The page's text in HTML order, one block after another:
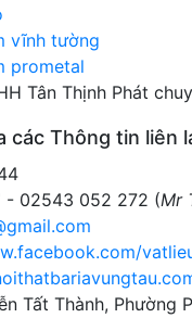
vĩnh tường
prometal
Tân Thịnh Phát
các Thông tin liên
- 02543 052 272 (Mr
Tất Thành, Phường